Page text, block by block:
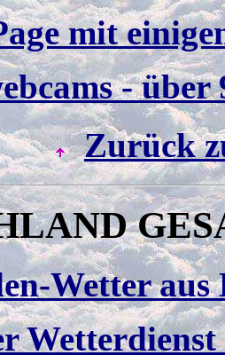
mit
-
Zurück
Wetter